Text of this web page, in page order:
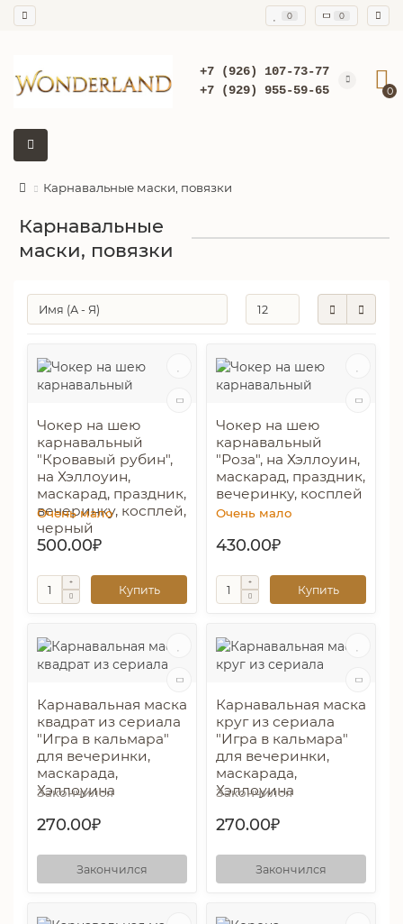
0 0
+7 (926) 107-73-77
+7 (929) 955-59-65
0
Карнавальные маски, повязки
Карнавальные
маски, повязки
Чокер на шею
карнавальный
"Кровавый рубин",
на Хэллоуин,
маскарад, праздник,
вечеринку, косплей,
черный
Очень мало
500.00₽
Купить
Чокер на шею
карнавальный
"Роза", на Хэллоуин,
маскарад, праздник,
вечеринку, косплей
Очень мало
430.00₽
Купить
Карнавальная маска
квадрат из сериала
"Игра в кальмара"
для вечеринки,
маскарада,
Хэллоуина
Закончился
270.00₽
Закончился
Карнавальная маска
круг из сериала
"Игра в кальмара"
для вечеринки,
маскарада,
Хэллоуина
Закончился
270.00₽
Закончился